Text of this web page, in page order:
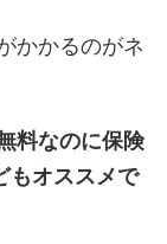
かかるのがネ
料なのに保険
もオススメで